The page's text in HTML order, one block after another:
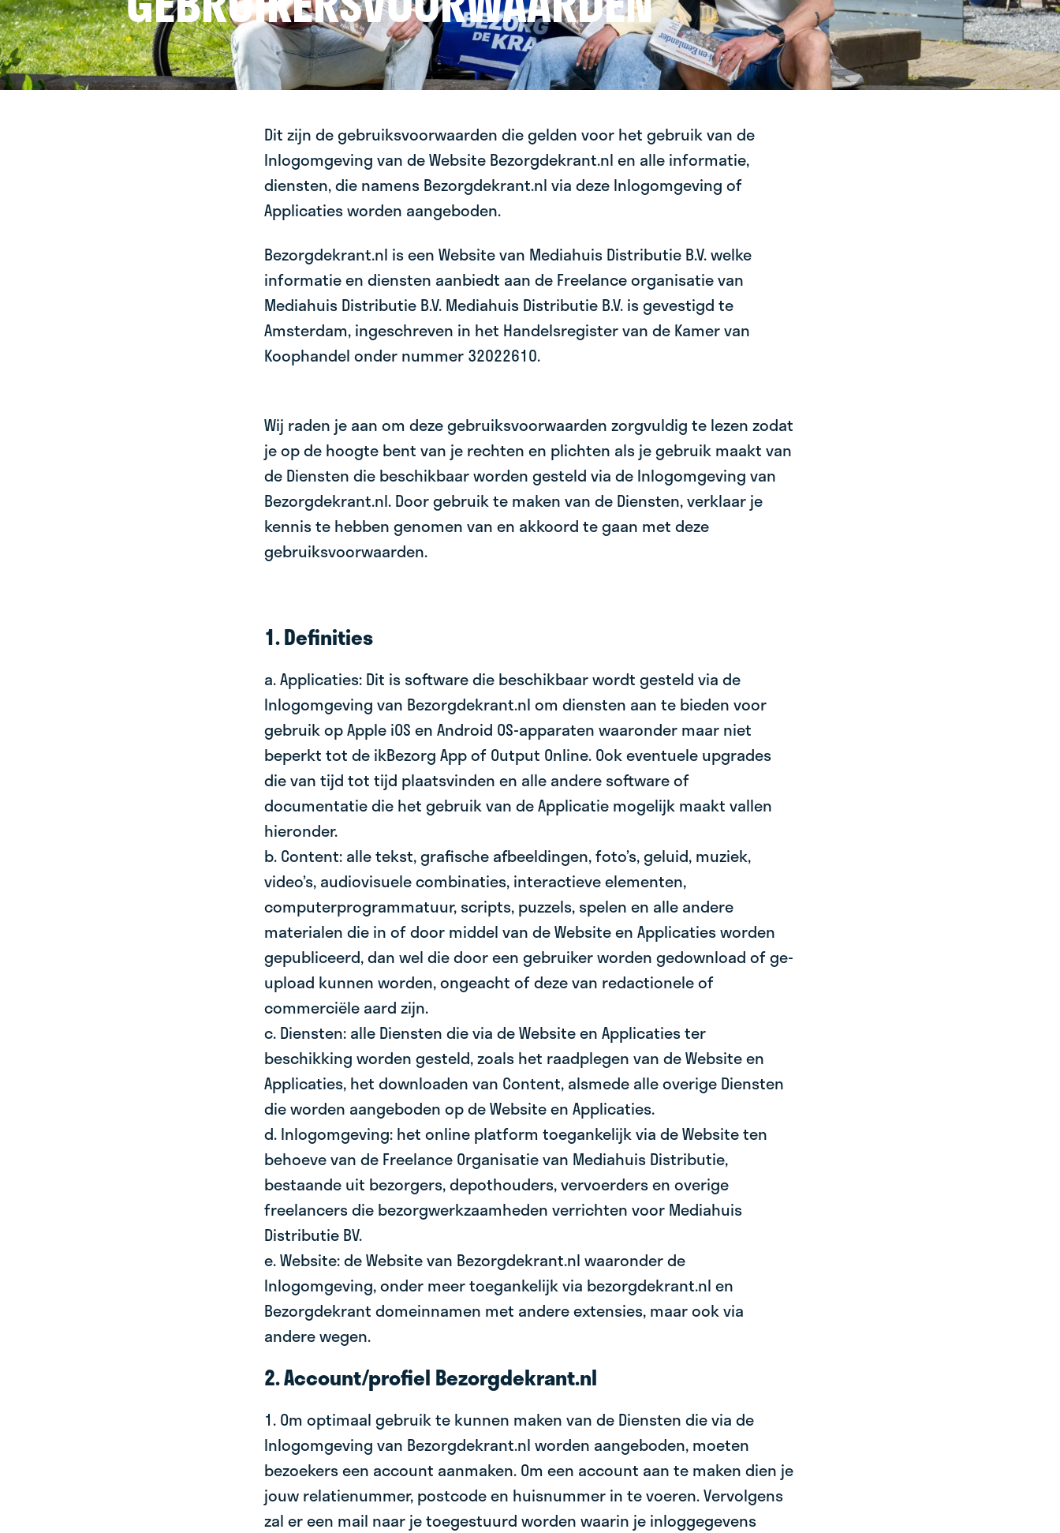
Dit zijn de gebruiksvoorwaarden die gelden voor het gebruik van de
Inlogomgeving van de Website Bezorgdekrant.nl en alle informatie,
diensten, die namens Bezorgdekrant.nl via deze Inlogomgeving of
Applicaties worden aangeboden.
Bezorgdekrant.nl is een Website van Mediahuis Distributie B.V. welke
informatie en diensten aanbiedt aan de Freelance organisatie van
Mediahuis Distributie B.V. Mediahuis Distributie B.V. is gevestigd te
Amsterdam, ingeschreven in het Handelsregister van de Kamer van
Koophandel onder nummer 32022610.
Wij raden je aan om deze gebruiksvoorwaarden zorgvuldig te lezen zodat
je op de hoogte bent van je rechten en plichten als je gebruik maakt van
de Diensten die beschikbaar worden gesteld via de Inlogomgeving van
Bezorgdekrant.nl. Door gebruik te maken van de Diensten, verklaar je
kennis te hebben genomen van en akkoord te gaan met deze
gebruiksvoorwaarden.
1. Definities
a. Applicaties: Dit is software die beschikbaar wordt gesteld via de
Inlogomgeving van Bezorgdekrant.nl om diensten aan te bieden voor
gebruik op Apple iOS en Android OS-apparaten waaronder maar niet
beperkt tot de ikBezorg App of Output Online. Ook eventuele upgrades
die van tijd tot tijd plaatsvinden en alle andere software of
documentatie die het gebruik van de Applicatie mogelijk maakt vallen
hieronder.
b. Content: alle tekst, grafische afbeeldingen, foto’s, geluid, muziek,
video’s, audiovisuele combinaties, interactieve elementen,
computerprogrammatuur, scripts, puzzels, spelen en alle andere
materialen die in of door middel van de Website en Applicaties worden
gepubliceerd, dan wel die door een gebruiker worden gedownload of ge-
upload kunnen worden, ongeacht of deze van redactionele of
commerciële aard zijn.
c. Diensten: alle Diensten die via de Website en Applicaties ter
beschikking worden gesteld, zoals het raadplegen van de Website en
Applicaties, het downloaden van Content, alsmede alle overige Diensten
die worden aangeboden op de Website en Applicaties.
d. Inlogomgeving: het online platform toegankelijk via de Website ten
behoeve van de Freelance Organisatie van Mediahuis Distributie,
bestaande uit bezorgers, depothouders, vervoerders en overige
freelancers die bezorgwerkzaamheden verrichten voor Mediahuis
Distributie BV.
e. Website: de Website van Bezorgdekrant.nl waaronder de
Inlogomgeving, onder meer toegankelijk via bezorgdekrant.nl en
Bezorgdekrant domeinnamen met andere extensies, maar ook via
andere wegen.
2. Account/profiel Bezorgdekrant.nl
1. Om optimaal gebruik te kunnen maken van de Diensten die via de
Inlogomgeving van Bezorgdekrant.nl worden aangeboden, moeten
bezoekers een account aanmaken. Om een account aan te maken dien je
jouw relatienummer, postcode en huisnummer in te voeren. Vervolgens
zal er een mail naar je toegestuurd worden waarin je inloggegevens